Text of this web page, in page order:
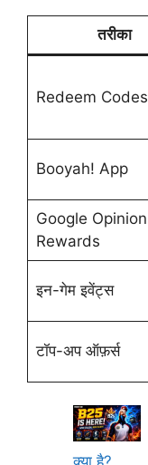
तरीका
Redeem Codes
Booyah! App
Google Opinion
Rewards
इन-गेम इवेंट्स
टॉप-अप ऑफ़र्स